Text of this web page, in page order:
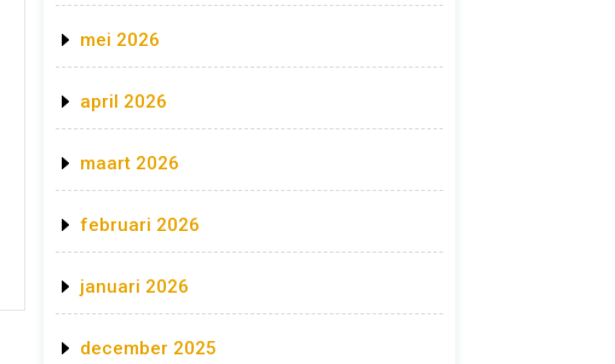
mei 2026
april 2026
maart 2026
februari 2026
januari 2026
december 2025